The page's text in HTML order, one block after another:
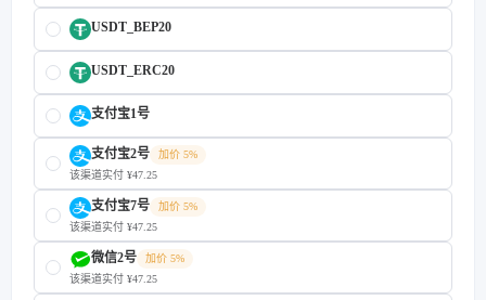
USDT_BEP20
USDT_ERC20
支付宝1号
支付宝2号
加价 5%
该渠道实付 ¥47.25
支付宝7号
加价 5%
该渠道实付 ¥47.25
微信2号
加价 5%
该渠道实付 ¥47.25